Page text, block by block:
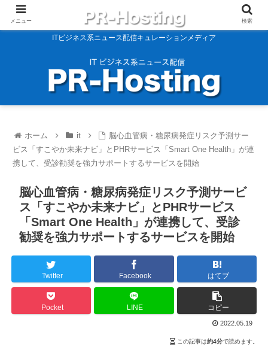
ITビジネス系ニュース配信キュレーションメディア
ホーム it
脳心血管病・糖尿病発症リスク予測サー
ビス「すこやか未来ナビ」とPHRサービス「Smart One Health」が連
携して、受診勧奨を強力サポートするサービスを開始
脳心血管病・糖尿病発症リスク予測サービ
ス「すこやか未来ナビ」とPHRサービス
「Smart One Health」が連携して、受診
勧奨を強力サポートするサービスを開始
Twitter Facebook はてブ
Pocket LINE コピー
2022.05.19
この記事は約4分で読めます。
メニュー 検索